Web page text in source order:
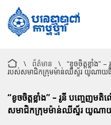
\ ព័ត៌មាន \
“ខូចចិត្តខ្លាំង”
របស់សមាជិកក្រុមម៉ាន់ឈីស្ទ័រ យូណាយ
“ខូចចិត្តខ្លាំង” – រូនី បញ្ចេញមតិ
សមាជិកក្រុមម៉ាន់ឈីស្ទ័រ យូណា